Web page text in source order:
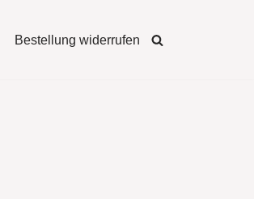
Bestellung widerrufen